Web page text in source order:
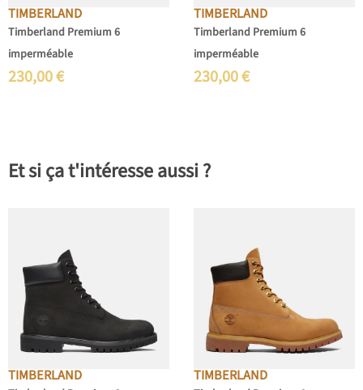
TIMBERLAND
Timberland Premium 6
imperméable
230,00€
TIMBERLAND
Timberland Premium 6
imperméable
230,00€
Et si ça t'intéresse aussi ?
TIMBERLAND TIMBERLAND